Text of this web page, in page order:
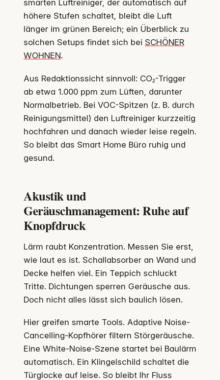
smarten Luftreiniger, der automatisch auf
höhere Stufen schaltet, bleibt die Luft
länger im grünen Bereich; ein Überblick zu
solchen Setups findet sich bei SCHÖNER
WOHNEN.
Aus Redaktionssicht sinnvoll: CO₂-Trigger
ab etwa 1.000 ppm zum Lüften, darunter
Normalbetrieb. Bei VOC-Spitzen (z. B. durch
Reinigungsmittel) den Luftreiniger kurzzeitig
hochfahren und danach wieder leise regeln.
So bleibt das Smart Home Büro ruhig und
gesund.
Akustik und
Geräuschmanagement: Ruhe auf
Knopfdruck
Lärm raubt Konzentration. Messen Sie erst,
wie laut es ist. Schallabsorber an Wand und
Decke helfen viel. Ein Teppich schluckt
Tritte. Dichtungen sperren Geräusche aus.
Doch nicht alles lässt sich baulich lösen.
Hier greifen smarte Tools. Adaptive Noise-
Cancelling-Kopfhörer filtern Störgeräusche.
Eine White-Noise-Szene startet bei Baulärm
automatisch. Ein Klingelschild schaltet die
Türglocke auf leise. So bleibt Ihr Fluss